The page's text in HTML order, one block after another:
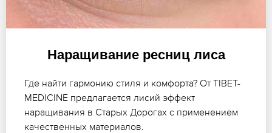
Наращивание ресниц лиса
Где найти гармонию стиля и комфорта? От TIBET-
MEDICINE предлагается лисий эффект
наращивания в Старых Дорогах с применением
качественных материалов.